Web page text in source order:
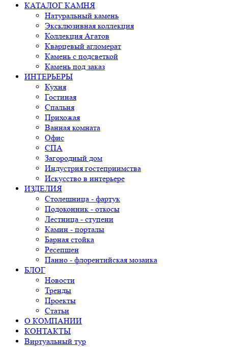
КАТАЛОГ КАМНЯ
Натуральный камень
Эксклюзивная коллекция
Коллекция Агатов
Кварцевый агломерат
Камень с подсветкой
Камень под заказ
ИНТЕРЬЕРЫ
Кухня
Гостиная
Спальня
Прихожая
Ванная комната
Офис
СПА
Загородный дом
Индустрия гостеприимства
Искусство в интерьере
ИЗДЕЛИЯ
Столешница - фартук
Подоконник - откосы
Лестница - ступени
Камин - порталы
Барная стойка
Ресепшен
Панно - флорентийская мозаика
БЛОГ
Новости
Тренды
Проекты
Статьи
О КОМПАНИИ
КОНТАКТЫ
Виртуальный тур